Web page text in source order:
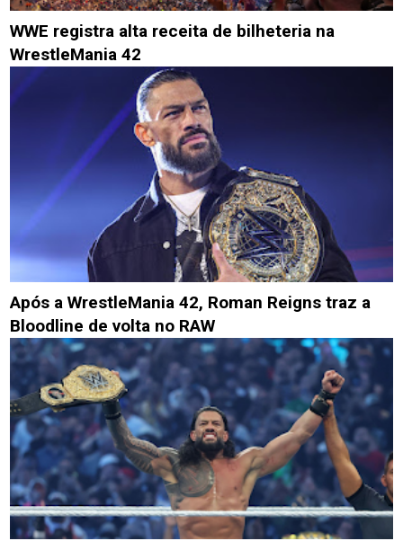
WWE registra alta receita de bilheteria na
WrestleMania 42
Após a WrestleMania 42, Roman Reigns traz a
Bloodline de volta no RAW